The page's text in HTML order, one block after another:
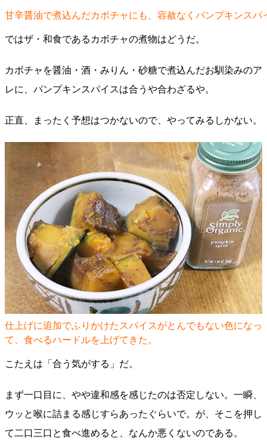
甘辛醤油で煮込んだカボチャにも、容赦なくパンプキンスパ
ではザ・和食であるカボチャの煮物はどうだ。
カボチャを醤油・酒・みりん・砂糖で煮込んだお馴染みのア
レに、パンプキンスパイスは合うや合わざるや。
正直、まったく予想はつかないので、やってみるしかない。
仕上げに追加でふりかけたスパイスがとんでもない色になっ
て、食べるハードルを上げてきた。
こたえは「合う気がする」だ。
まず一口目に、やや違和感を感じたのは否定しない。一瞬、
ウッと喉に詰まる感じすらあったぐらいで。が、そこを押し
て二口三口と食べ進めると、なんか悪くないのである。